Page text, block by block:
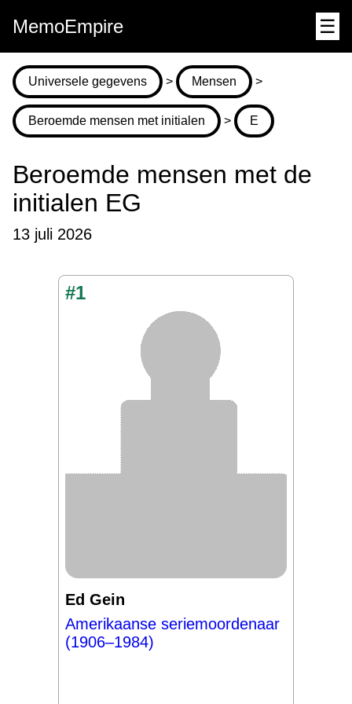
MemoEmpire ☰
Universele gegevens > Mensen >
Beroemde mensen met initialen > E
Beroemde mensen met de
initialen EG
13 juli 2026
#1
Ed Gein
Amerikaanse seriemoordenaar
(1906–1984)